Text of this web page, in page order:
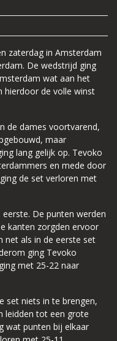
zaterdag in Amsterdam
De wedstrijd ging
wat aan het
hierdoor de volle winst
de dames voortvarend,
maar
lang gelijk op. Tevoko
en mede door
de set verloren met
De punten werden
kanten zorgden ervoor
net als in de eerste set
ging Tevoko
met 25-22 naar
set niets in te brengen,
leidden tot een grote
wat punten bij elkaar